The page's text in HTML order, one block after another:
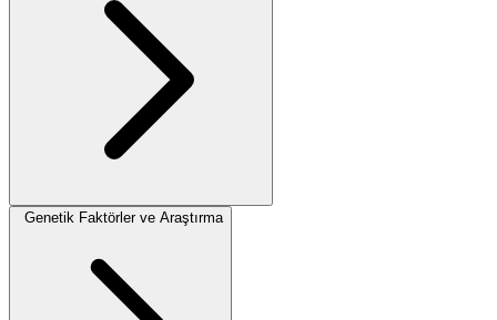
Genetik Faktörler ve Araştırma